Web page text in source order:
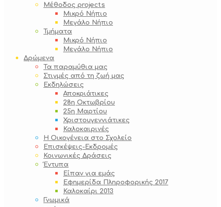
Μέθοδος projects
Μικρό Νήπιο
Μεγάλο Νήπιο
Τμήματα
Μικρό Νήπιο
Μεγάλο Νήπιο
Δρώμενα
Τα παραμύθια μας
Στιγμές από τη ζωή μας
Εκδηλώσεις
Αποκριάτικες
28η Οκτωβρίου
25η Μαρτίου
Χριστουγεννιάτικες
Καλοκαιρινές
Η Οικογένεια στο Σχολείο
Επισκέψεις-Εκδρομές
Κοινωνικές Δράσεις
Έντυπα
Είπαν για εμάς
Εφημερίδα Πληροφορικής 2017
Καλοκαίρι 2013
Γνωμικά